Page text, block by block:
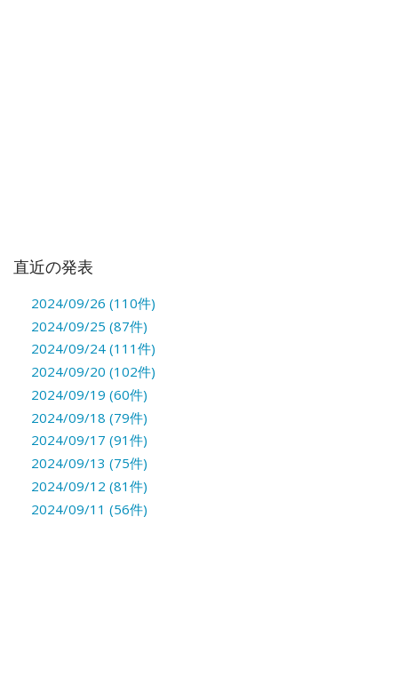
直近の発表
2024/09/26 (110件)
2024/09/25 (87件)
2024/09/24 (111件)
2024/09/20 (102件)
2024/09/19 (60件)
2024/09/18 (79件)
2024/09/17 (91件)
2024/09/13 (75件)
2024/09/12 (81件)
2024/09/11 (56件)